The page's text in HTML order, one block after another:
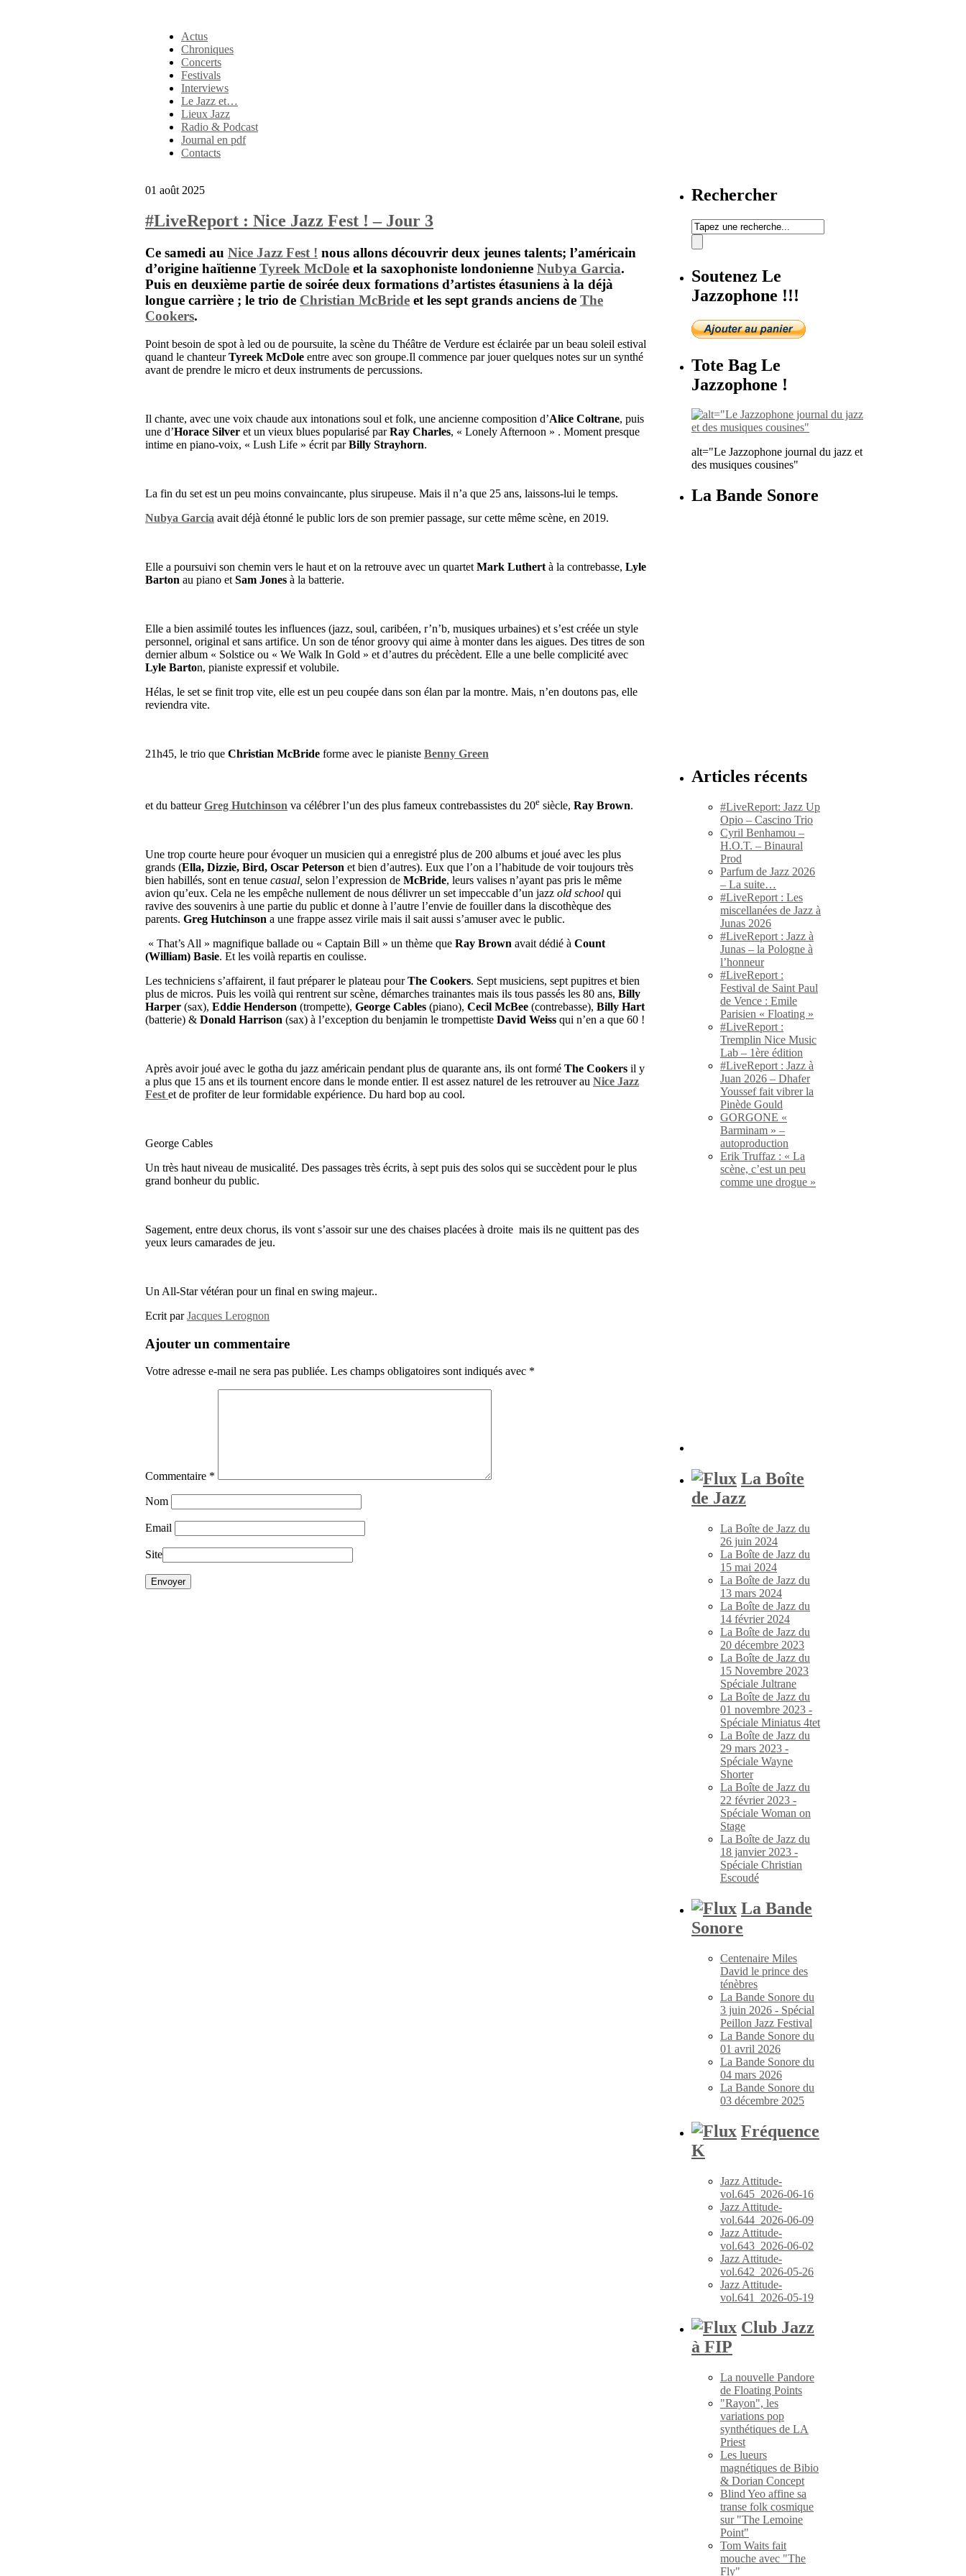
Actus
Chroniques
Concerts
Festivals
Interviews
Le Jazz et…
Lieux Jazz
Radio & Podcast
Journal en pdf
Contacts
01 août 2025
#LiveReport : Nice Jazz Fest ! – Jour 3
Ce samedi au Nice Jazz Fest ! nous allons découvrir deux jeunes talents; l’américain
d’origine haïtienne Tyreek McDole et la saxophoniste londonienne Nubya Garcia.
Puis en deuxième partie de soirée deux formations d’artistes étasuniens à la déjà
longue carrière ; le trio de Christian McBride et les sept grands anciens de The
Cookers.
Point besoin de spot à led ou de poursuite, la scène du Théâtre de Verdure est éclairée par un beau soleil estival
quand le chanteurTyreek McDole entre avec son groupe.Il commence par jouer quelques notes sur un synthé
avant de prendre le micro et deux instruments de percussions.
Il chante, avec une voix chaude aux intonations soul et folk, une ancienne composition d’Alice Coltrane, puis
une d’Horace Silver et un vieux blues popularisé parRay Charles, « Lonely Afternoon » . Moment presque
intime en piano-voix, « Lush Life » écrit parBilly Strayhorn.
La fin du set est un peu moins convaincante, plus sirupeuse. Mais il n’a que 25 ans, laissons-lui le temps.
Nubya Garcia avait déjà étonné le public lors de son premier passage, sur cette même scène, en 2019.
Elle a poursuivi son chemin vers le haut et on la retrouve avec un quartet Mark Luthert à la contrebasse, Lyle
Barton au piano et Sam Jones à la batterie.
Elle a bien assimilé toutes les influences (jazz, soul, caribéen, r’n’b, musiques urbaines) et s’est créée un style
personnel, original et sans artifice. Un son de ténor groovy qui aime à monter dans les aigues. Des titres de son
dernier album « Solstice ou « We Walk In Gold » et d’autres du précèdent. Elle a une belle complicité avec
Lyle Barton, pianiste expressif et volubile.
Hélas, le set se finit trop vite, elle est un peu coupée dans son élan par la montre. Mais, n’en doutons pas, elle
reviendra vite.
21h45, le trio que Christian McBride forme avec le pianiste Benny Green
et du batteurGreg Hutchinson va célébrer l’un des plus fameux contrebassistes du 20e siècle, Ray Brown.
Une trop courte heure pour évoquer un musicien qui a enregistré plus de 200 albums et joué avec les plus
grands (Ella, Dizzie, Bird, Oscar Peterson et bien d’autres). Eux que l’on a l’habitude de voir toujours très
bien habillés, sont en tenue casual, selon l’expression de McBride, leurs valises n’ayant pas pris le même
avion qu’eux. Cela ne les empêche nullement de nous délivrer un set impeccable d’un jazz old school qui
ravive des souvenirs à une partie du public et donne à l’autre l’envie de fouiller dans la discothèque des
parents. Greg Hutchinson a une frappe assez virile mais il sait aussi s’amuser avec le public.
« That’s All » magnifique ballade ou « Captain Bill » un thème que Ray Brown avait dédié à Count
(William) Basie. Et les voilà repartis en coulisse.
Les techniciens s’affairent, il faut préparer le plateau pourThe Cookers. Sept musiciens, sept pupitres et bien
plus de micros. Puis les voilà qui rentrent sur scène, démarches trainantes mais ils tous passés les 80 ans, Billy
Harper (sax), Eddie Henderson (trompette), George Cables (piano), Cecil McBee (contrebasse), Billy Hart
(batterie) & Donald Harrison (sax) à l’exception du benjamin le trompettiste David Weiss qui n’en a que 60 !
Après avoir joué avec le gotha du jazz américain pendant plus de quarante ans, ils ont formé The Cookers il y
a plus que 15 ans et ils tournent encore dans le monde entier. Il est assez naturel de les retrouver au Nice Jazz
Fest et de profiter de leur formidable expérience. Du hard bop au cool.
George Cables
Un très haut niveau de musicalité. Des passages très écrits, à sept puis des solos qui se succèdent pour le plus
grand bonheur du public.
Sagement, entre deux chorus, ils vont s’assoir sur une des chaises placées à droite mais ils ne quittent pas des
yeux leurs camarades de jeu.
Un All-Star vétéran pour un final en swing majeur..
Ecrit parJacques Lerognon
Ajouter un commentaire
Votre adresse e-mail ne sera pas publiée. Les champs obligatoires sont indiqués avec *
Commentaire *
Nom
Email
Site
Rechercher
Soutenez Le
Jazzophone !!!
Tote Bag Le
Jazzophone !
alt="Le Jazzophone journal du jazz et
des musiques cousines"
La Bande Sonore
Articles récents
#LiveReport: Jazz Up
Opio – Cascino Trio
Cyril Benhamou –
H.O.T. – Binaural
Prod
Parfum de Jazz 2026
– La suite…
#LiveReport : Les
miscellanées de Jazz à
Junas 2026
#LiveReport : Jazz à
Junas – la Pologne à
l’honneur
#LiveReport :
Festival de Saint Paul
de Vence : Emile
Parisien « Floating »
#LiveReport :
Tremplin Nice Music
Lab – 1ère édition
#LiveReport : Jazz à
Juan 2026 – Dhafer
Youssef fait vibrer la
Pinède Gould
GORGONE «
Barminam » –
autoproduction
Erik Truffaz : « La
scène, c’est un peu
comme une drogue »
La Boîte
de Jazz
La Boîte de Jazz du
26 juin 2024
La Boîte de Jazz du
15 mai 2024
La Boîte de Jazz du
13 mars 2024
La Boîte de Jazz du
14 février 2024
La Boîte de Jazz du
20 décembre 2023
La Boîte de Jazz du
15 Novembre 2023
Spéciale Jultrane
La Boîte de Jazz du
01 novembre 2023 -
Spéciale Miniatus 4tet
La Boîte de Jazz du
29 mars 2023 -
Spéciale Wayne
Shorter
La Boîte de Jazz du
22 février 2023 -
Spéciale Woman on
Stage
La Boîte de Jazz du
18 janvier 2023 -
Spéciale Christian
Escoudé
La Bande
Sonore
Centenaire Miles
David le prince des
ténèbres
La Bande Sonore du
3 juin 2026 - Spécial
Peillon Jazz Festival
La Bande Sonore du
01 avril 2026
La Bande Sonore du
04 mars 2026
La Bande Sonore du
03 décembre 2025
Fréquence
K
Jazz Attitude-
vol.645_2026-06-16
Jazz Attitude-
vol.644_2026-06-09
Jazz Attitude-
vol.643_2026-06-02
Jazz Attitude-
vol.642_2026-05-26
Jazz Attitude-
vol.641_2026-05-19
Club Jazz
à FIP
La nouvelle Pandore
de Floating Points
"Rayon", les
variations pop
synthétiques de LA
Priest
Les lueurs
magnétiques de Bibio
& Dorian Concept
Blind Yeo affine sa
transe folk cosmique
sur "The Lemoine
Point"
Tom Waits fait
mouche avec "The
Fly"